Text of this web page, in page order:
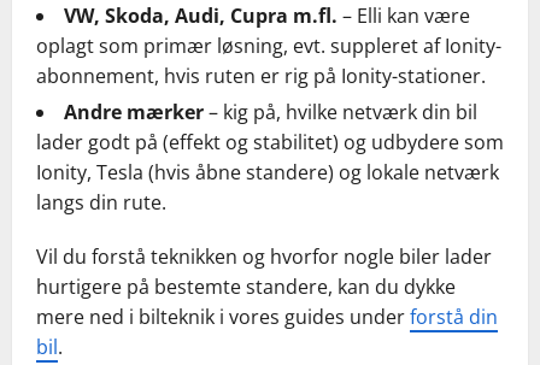
VW, Skoda, Audi, Cupra m.fl. – Elli kan være
oplagt som primær løsning, evt. suppleret af Ionity-
abonnement, hvis ruten er rig på Ionity-stationer.
Andre mærker– kig på, hvilke netværk din bil
lader godt på (effekt og stabilitet) og udbydere som
Ionity, Tesla (hvis åbne standere) og lokale netværk
langs din rute.
Vil du forstå teknikken og hvorfor nogle biler lader
hurtigere på bestemte standere, kan du dykke
mere ned i bilteknik i vores guides underforstå din
bil.